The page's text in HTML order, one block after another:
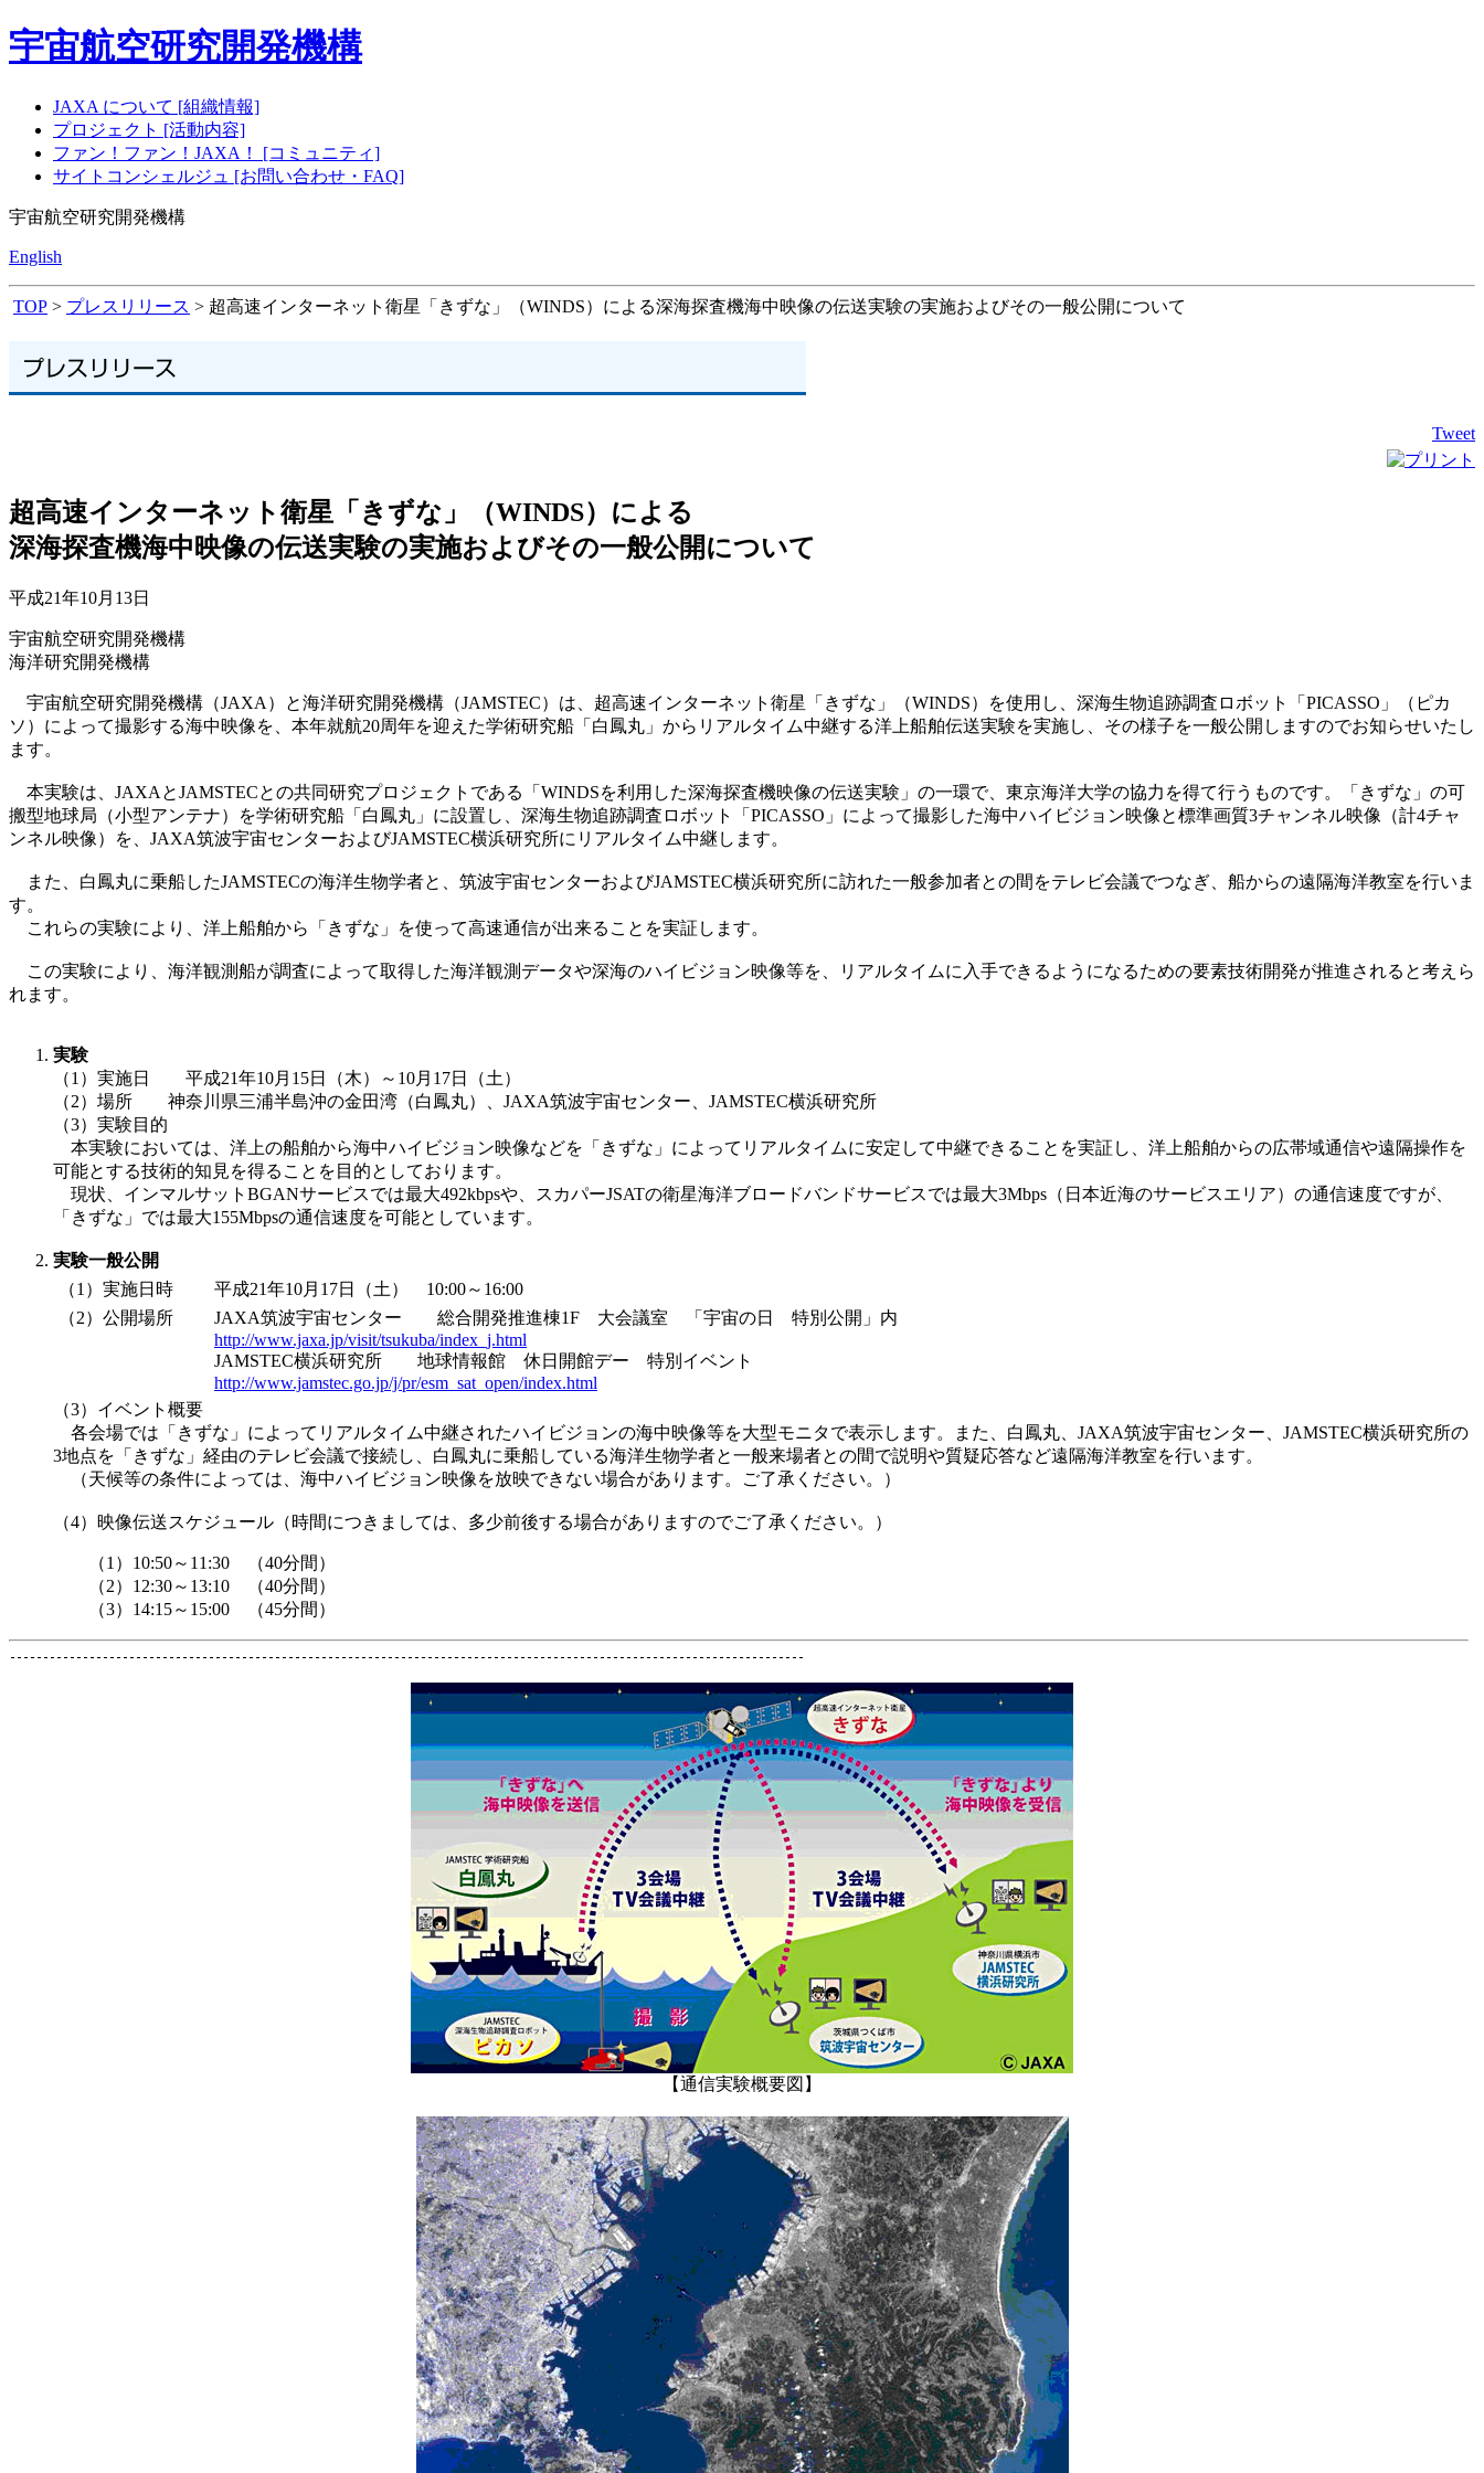
宇宙航空研究開発機構
JAXA について [組織情報]
プロジェクト [活動内容]
ファン！ファン！JAXA！ [コミュニティ]
サイトコンシェルジュ [お問い合わせ・FAQ]
宇宙航空研究開発機構
English
TOP > プレスリリース > 超高速インターネット衛星「きずな」（WINDS）による深海探査機海中映像の伝送実験の実施およびその一般公開について
Tweet
超高速インターネット衛星「きずな」（WINDS）による
深海探査機海中映像の伝送実験の実施およびその一般公開について
平成21年10月13日
宇宙航空研究開発機構
海洋研究開発機構
宇宙航空研究開発機構（JAXA）と海洋研究開発機構（JAMSTEC）は、超高速インターネット衛星「きずな」（WINDS）を使用し、深海生物追跡調査ロボット「PICASSO」（ピカ
ソ）によって撮影する海中映像を、本年就航20周年を迎えた学術研究船「白鳳丸」からリアルタイム中継する洋上船舶伝送実験を実施し、その様子を一般公開しますのでお知らせいたし
ます。
本実験は、JAXAとJAMSTECとの共同研究プロジェクトである「WINDSを利用した深海探査機映像の伝送実験」の一環で、東京海洋大学の協力を得て行うものです。「きずな」の可
搬型地球局（小型アンテナ）を学術研究船「白鳳丸」に設置し、深海生物追跡調査ロボット「PICASSO」によって撮影した海中ハイビジョン映像と標準画質3チャンネル映像（計4チャ
ンネル映像）を、JAXA筑波宇宙センターおよびJAMSTEC横浜研究所にリアルタイム中継します。
また、白鳳丸に乗船したJAMSTECの海洋生物学者と、筑波宇宙センターおよびJAMSTEC横浜研究所に訪れた一般参加者との間をテレビ会議でつなぎ、船からの遠隔海洋教室を行いま
す。
これらの実験により、洋上船舶から「きずな」を使って高速通信が出来ることを実証します。
この実験により、海洋観測船が調査によって取得した海洋観測データや深海のハイビジョン映像等を、リアルタイムに入手できるようになるための要素技術開発が推進されると考えら
れます。
実験
（1）実施日 平成21年10月15日（木）～10月17日（土）
（2）場所 神奈川県三浦半島沖の金田湾（白鳳丸）、JAXA筑波宇宙センター、JAMSTEC横浜研究所
（3）実験目的
本実験においては、洋上の船舶から海中ハイビジョン映像などを「きずな」によってリアルタイムに安定して中継できることを実証し、洋上船舶からの広帯域通信や遠隔操作を
可能とする技術的知見を得ることを目的としております。
現状、インマルサットBGANサービスでは最大492kbpsや、スカパーJSATの衛星海洋ブロードバンドサービスでは最大3Mbps（日本近海のサービスエリア）の通信速度ですが、
「きずな」では最大155Mbpsの通信速度を可能としています。
実験一般公開
（1）実施日時
平成21年10月17日（土） 10:00～16:00
（2）公開場所
JAXA筑波宇宙センター 総合開発推進棟1F 大会議室 「宇宙の日 特別公開」内
http://www.jaxa.jp/visit/tsukuba/index_j.html
JAMSTEC横浜研究所 地球情報館 休日開館デー 特別イベント
http://www.jamstec.go.jp/j/pr/esm_sat_open/index.html
（3）イベント概要
各会場では「きずな」によってリアルタイム中継されたハイビジョンの海中映像等を大型モニタで表示します。また、白鳳丸、JAXA筑波宇宙センター、JAMSTEC横浜研究所の
3地点を「きずな」経由のテレビ会議で接続し、白鳳丸に乗船している海洋生物学者と一般来場者との間で説明や質疑応答など遠隔海洋教室を行います。
（天候等の条件によっては、海中ハイビジョン映像を放映できない場合があります。ご了承ください。）
（4）映像伝送スケジュール（時間につきましては、多少前後する場合がありますのでご了承ください。）
（1）10:50～11:30 （40分間）
（2）12:30～13:10 （40分間）
（3）14:15～15:00 （45分間）
【通信実験概要図】